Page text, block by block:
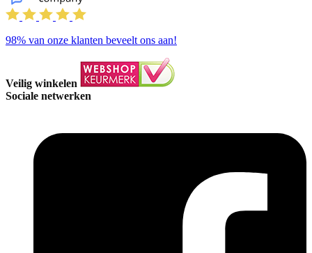
98% van onze klanten beveelt ons aan!
Veilig winkelen
Sociale netwerken